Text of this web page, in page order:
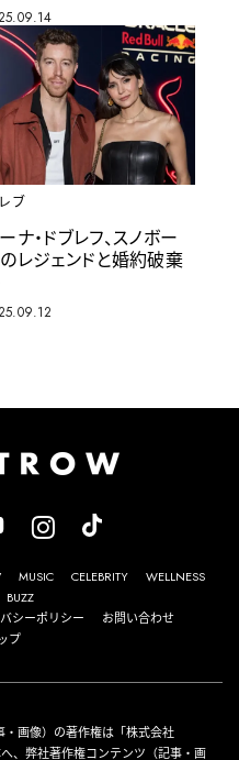
ブ
ナ・ドブレフ、スノボー
レジェンドと婚約破棄
MUSIC CELEBRITY
WELLNESS
BUZZ
シーポリシー
お問い合わせ
プ
画像）の著作権は「株式会社
、弊社著作権コンテンツ（記事・画